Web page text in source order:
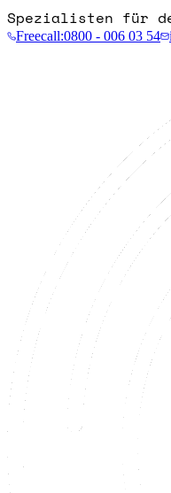
Spezialisten für
Freecall:0800 - 006 03 54